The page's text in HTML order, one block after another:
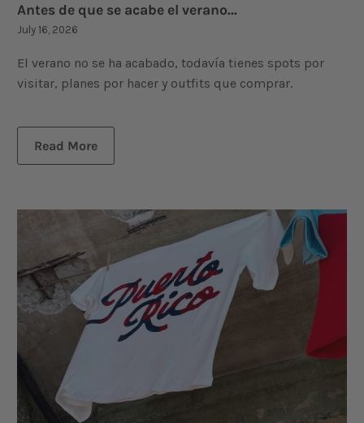
Antes de que se acabe el verano...
July 16, 2026
El verano no se ha acabado, todavía tienes spots por
visitar, planes por hacer y outfits que comprar.
Read More